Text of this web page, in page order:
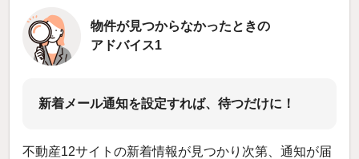
物件が見つからなかったときの
アドバイス1
新着メール通知を設定すれば、待つだけに！
不動産12サイトの新着情報が見つかり次第、通知が届